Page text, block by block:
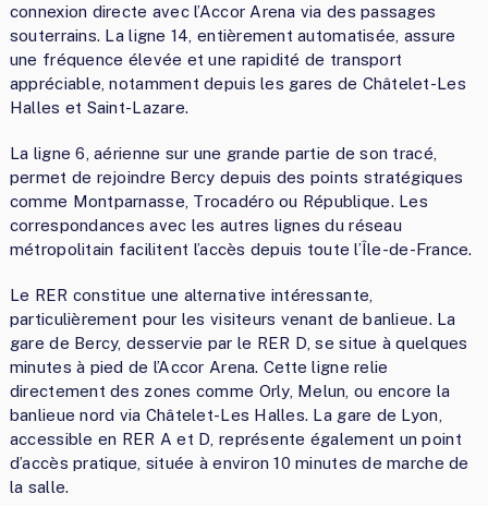
connexion directe avec l’Accor Arena via des passages
souterrains. La ligne 14, entièrement automatisée, assure
une fréquence élevée et une rapidité de transport
appréciable, notamment depuis les gares de Châtelet-Les
Halles et Saint-Lazare.
La ligne 6, aérienne sur une grande partie de son tracé,
permet de rejoindre Bercy depuis des points stratégiques
comme Montparnasse, Trocadéro ou République. Les
correspondances avec les autres lignes du réseau
métropolitain facilitent l’accès depuis toute l’Île-de-France.
Le RER constitue une alternative intéressante,
particulièrement pour les visiteurs venant de banlieue. La
gare de Bercy, desservie par le RER D, se situe à quelques
minutes à pied de l’Accor Arena. Cette ligne relie
directement des zones comme Orly, Melun, ou encore la
banlieue nord via Châtelet-Les Halles. La gare de Lyon,
accessible en RER A et D, représente également un point
d’accès pratique, située à environ 10 minutes de marche de
la salle.